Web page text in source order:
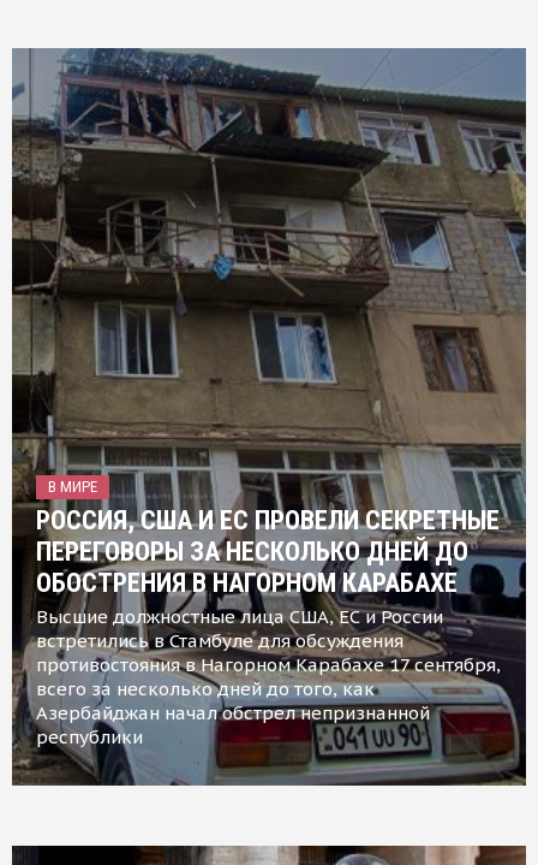
В МИРЕ
РОССИЯ, США И ЕС ПРОВЕЛИ СЕКРЕТНЫЕ
ПЕРЕГОВОРЫ ЗА НЕСКОЛЬКО ДНЕЙ ДО
ОБОСТРЕНИЯ В НАГОРНОМ КАРАБАХЕ
Высшие должностные лица США, ЕС и России
встретились в Стамбуле для обсуждения
противостояния в Нагорном Карабахе 17 сентября,
всего за несколько дней до того, как
Азербайджан начал обстрел непризнанной
республики